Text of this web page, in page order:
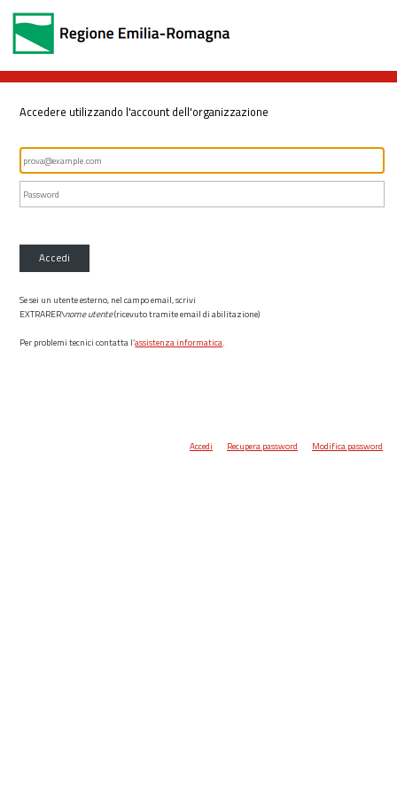
Accedere utilizzando l'account dell'organizzazione
Accedi
Se sei un utente esterno, nel campo email, scrivi
EXTRARER\nome utente(ricevuto tramite email di abilitazione)
Per problemi tecnici contatta l’assistenza informatica.
Accedi Recupera password Modifica password